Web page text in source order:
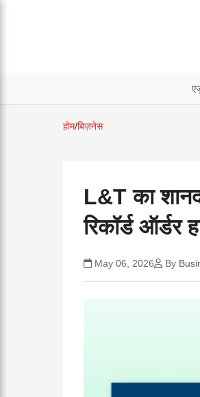
होम/बिज़नेस
L&T का
रिकॉर्ड ऑर्डर
May 06, 2026 By